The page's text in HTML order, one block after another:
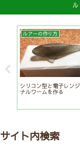
ルアーの作り方
シリコン型と電子レン
ナルワームを作る
サイト内検索